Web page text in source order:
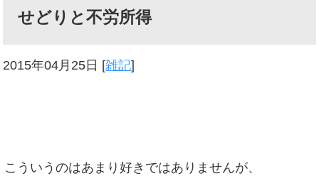
せどりと不労所得
2015年04月25日 [雑記]
こういうのはあまり好きではありませんが、